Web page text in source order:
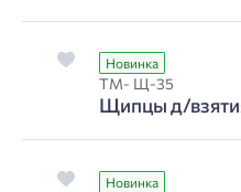
Новинка
ТМ- Щ-35
Щипцы д/
Новинка